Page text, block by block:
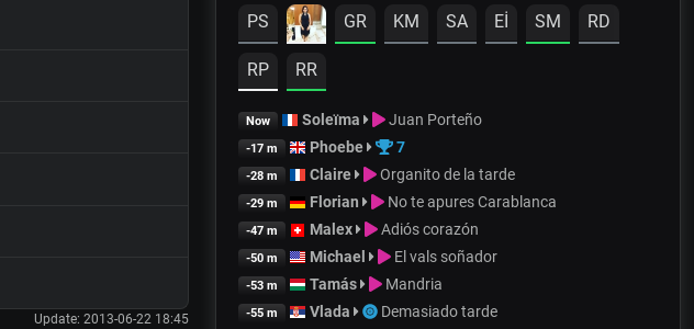
Update: 2013-06-22 18:45
PS GR KM SA Eİ SM RD
RP RR
Now Soleïma Juan Porteño
-17 m Phoebe 7
-28 m Claire Organito de la tarde
-29 m Florian No te apures Carablanca
-47 m Malex Adiós corazón
-50 m Michael El vals soñador
-53 m Tamás Mandria
-55 m Vlada Demasiado tarde